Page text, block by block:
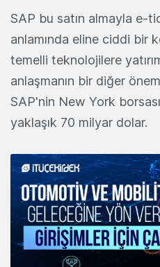
SAP bu satın almayla e-
anlamında eline ciddi bir
temelli teknolojilere
anlaşmanın bir diğer
SAP'nin New York
yaklaşık 70 milyar dolar.